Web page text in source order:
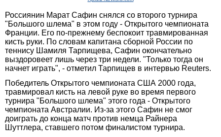
Россиянин Марат Сафин снялся со второго турнира
"Большого шлема" в этом году - Открытого чемпионата
Франции. Его по-прежнему беспокоит травмированная
кисть руки. По словам капитана сборной России по
теннису Шамиля Тарпищева, Сафин окончательно
выздоровеет лишь через три недели. "Только тогда он
начнет играть", - отметил Тарпищев в интервью Reuters.
Победитель Открытого чемпионата США 2000 года,
травмировал кисть на левой руке во время первого
турнира "Большого шлема" этого года - Открытого
чемпионата Австралии. Из-за этого Сафин не смог
доиграть до конца матч против немца Райнера
Шуттлера, ставшего потом финалистом турнира.